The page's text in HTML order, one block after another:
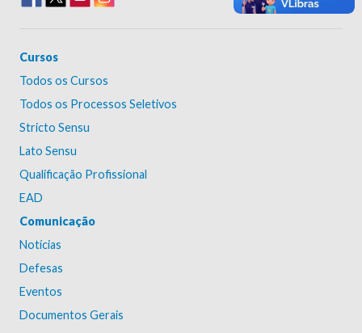
Cursos
Todos os Cursos
Todos os Processos Seletivos
Stricto Sensu
Lato Sensu
Qualificação Profissional
EAD
Comunicação
Notícias
Defesas
Eventos
Documentos Gerais